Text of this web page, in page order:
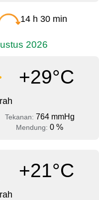
14 h 30 min
2026
+29°C
Tekanan: 764 mmHg
Mendung: 0 %
+21°C